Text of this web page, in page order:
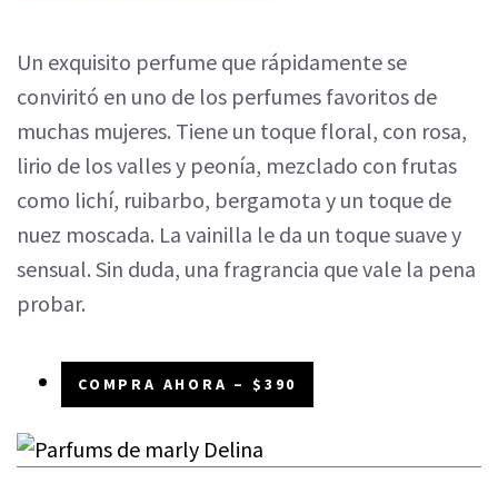
Un exquisito perfume que rápidamente se
conviritó en uno de los perfumes favoritos de
muchas mujeres. Tiene un toque floral, con rosa,
lirio de los valles y peonía, mezclado con frutas
como lichí, ruibarbo, bergamota y un toque de
nuez moscada. La vainilla le da un toque suave y
sensual. Sin duda, una fragrancia que vale la pena
probar.
COMPRA AHORA – $390